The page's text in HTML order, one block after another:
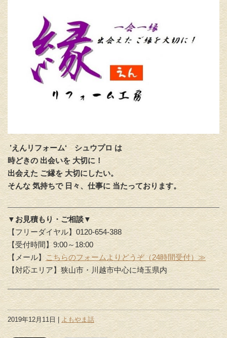
’えんリフォーム‘シュウプロ は
時どきの 出会いを 大切に！
出会えた ご縁を 大切にしたい。
そんな 気持ちで 日々、仕事に 当たっております。
▼お見積もり・ご相談▼
【フリーダイヤル】0120-654-388
【受付時間】9:00～18:00
【メール】 こちらのフォームよりどうぞ（24時間受付）≫
【対応エリア】狭山市・川越市中心に埼玉県内
2019年12月11日 | よもやま話